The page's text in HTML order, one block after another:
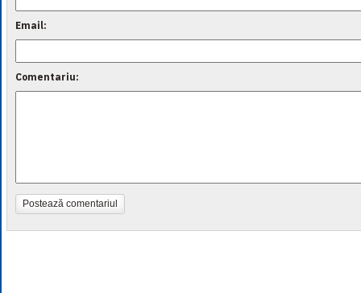
Email:
Comentariu:
Postează comentariul